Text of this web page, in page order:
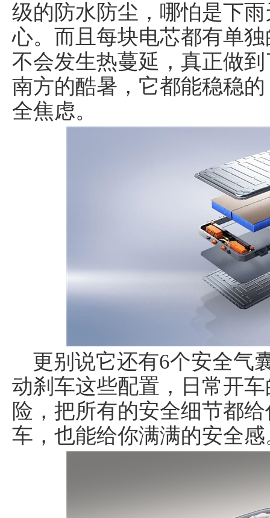
级的防水防尘，哪怕是下
心。而且每块电芯都有单
不会发生热蔓延，真正做
南方的酷暑，它都能稳稳
全焦虑。
更别说它还有6个安全气
动刹车这些配置，日常开
险，把所有的安全细节都
车，也能给你满满的安全感